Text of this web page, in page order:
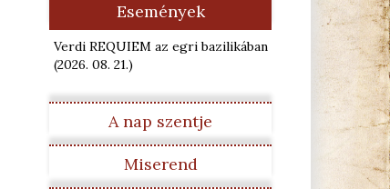
Események
Verdi REQUIEM az egri bazilikában
(2026. 08. 21.)
A nap szentje
Miserend